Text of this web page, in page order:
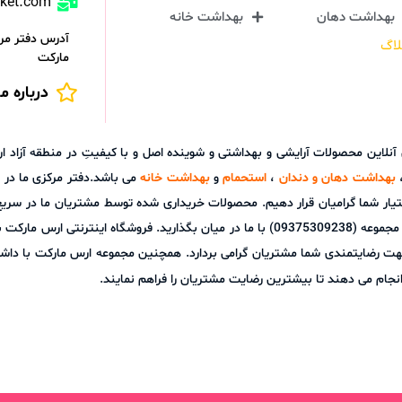
بهداشت دهان بهداشت خانه
آدرس دفتر
مارکت
درباره
آنلاین محصولات آرایشی و بهداشتی و شوینده اصل و با کیفیتِ در منطقه
بهداشت دهان و دندان ، استحماموبهداشت خانهمی باشد.دفتر مرکزی ما در
شما گرامیان قرار دهیم. محصولات خریداری شده توسط مشتریان ما در
توانید هر گونه نظر، پیشنهاد و یا سوالات خود را از طریق پشتیبانی آنلاین مجموعه (09375309238)
رضایتمندی شما مشتریان گرامی بردارد. همچنین مجموعه ارس مارکت با
می دهند تا بیشترین رضایت مشتریان را فراهم نمایند.